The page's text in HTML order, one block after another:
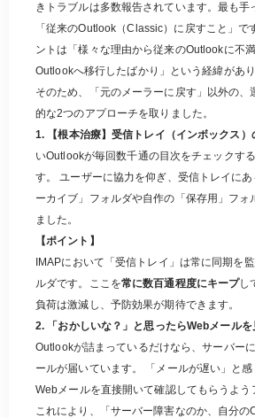
きトラブルは多数報告されています。最も手
「従来のOutlook（Classic）に戻すこと」で
ントは「様々な理由から従来のOutlookに不
Outlookへ移行したばかり」という経緯があり
そのため、「元のメーラーに戻す」以外の、
的な2つのアプローチを取りました。
1. 【根本治療】受信トレイ（インボックス）
いOutlookが毎回数千通の目次をチェックす
す。 ユーザーに協力を仰ぎ、受信トレイに
ーカイブ」フォルダや自作の「保存用」フォ
ました。
【ポイント】
IMAPにおいて「受信トレイ」は常に同期を
ルダです。ここを常に数百通程度にキープし
負荷は激減し、予防効果が期待できます。
2. 「おかしいな？」と思ったらWebメール
Outlookが詰まっているだけなら、サーバー
ールが届いています。 「メールが遅い」と
Webメールを直接開いて確認してもらうよう
これにより、「サーバー障害なのか、自分